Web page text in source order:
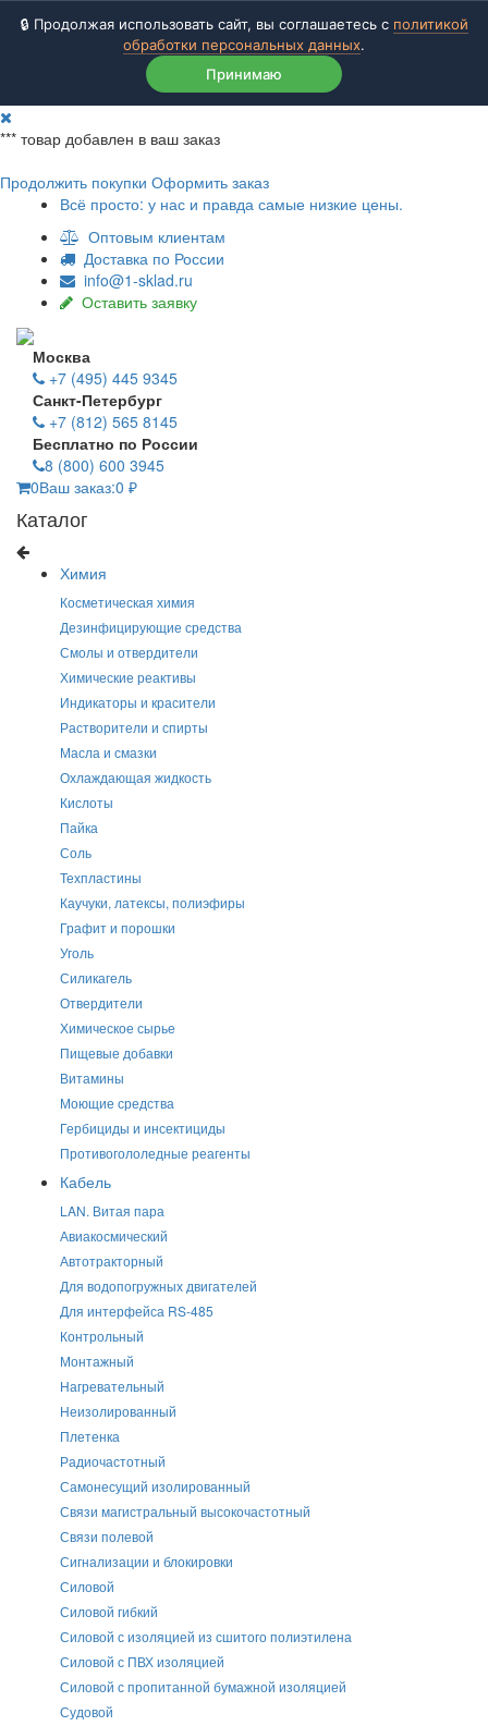
🔒 Продолжая использовать сайт, вы соглашаетесь с политикой
обработки персональных данных.
Принимаю
*** товар добавлен в ваш заказ
Продолжить покупки Оформить заказ
Всё просто: у нас и правда самые низкие цены.
Оптовым клиентам
Доставка по России
info@1-sklad.ru
Оставить заявку
Москва
+7 (495) 445 9345
Санкт-Петербург
+7 (812) 565 8145
Бесплатно по России
8 (800) 600 3945
0Ваш заказ:0 ₽
Каталог
Химия
Косметическая химия
Дезинфицирующие средства
Смолы и отвердители
Химические реактивы
Индикаторы и красители
Растворители и спирты
Масла и смазки
Охлаждающая жидкость
Кислоты
Пайка
Соль
Техпластины
Каучуки, латексы, полиэфиры
Графит и порошки
Уголь
Силикагель
Отвердители
Химическое сырье
Пищевые добавки
Витамины
Моющие средства
Гербициды и инсектициды
Противогололедные реагенты
Кабель
LAN. Витая пара
Авиакосмический
Автотракторный
Для водопогружных двигателей
Для интерфейса RS-485
Контрольный
Монтажный
Нагревательный
Неизолированный
Плетенка
Радиочастотный
Самонесущий изолированный
Связи магистральный высокочастотный
Связи полевой
Сигнализации и блокировки
Силовой
Силовой гибкий
Силовой с изоляцией из сшитого полиэтилена
Силовой с ПВХ изоляцией
Силовой с пропитанной бумажной изоляцией
Судовой